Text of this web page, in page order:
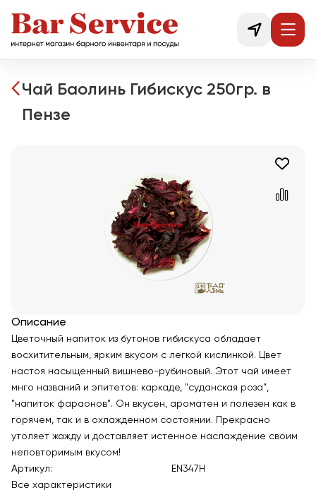
Чай Баолинь Гибискус 250гр. в
Пензе
Описание
Цветочный напиток из бутонов гибискуса обладает
восхитительным, ярким вкусом с легкой кислинкой. Цвет
настоя насыщенный вишнево-рубиновый. Этот чай имеет
мнго названий и эпитетов: каркаде, "суданская роза",
"напиток фараонов". Он вкусен, ароматен и полезен как в
горячем, так и в охлажденном состоянии. Прекрасно
утоляет жажду и доставляет истенное наслаждение своим
неповторимым вкусом!
Артикул:
EN347H
Все характеристики